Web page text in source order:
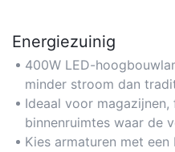
Energiezuinig
400W LED-
minder stroom dan
metaalhalogeen- of
energiekosten tot wel
behoud van een
Ideaal voor
binnenruimtes waar de
waardoor de
Kies armaturen met een